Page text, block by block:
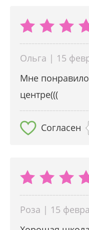
Ольга | 15
Мне
центре(((
Согласен
Роза | 15